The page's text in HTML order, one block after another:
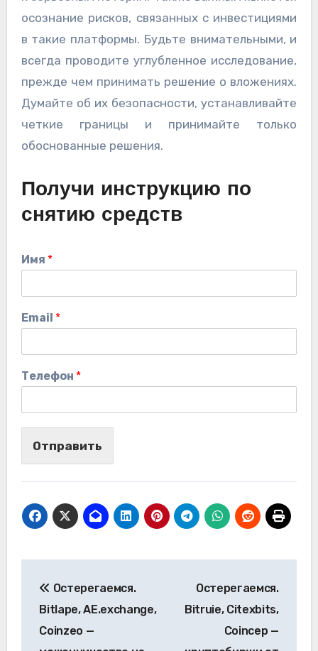
осознание рисков, связанных с инвестициями
в такие платформы. Будьте внимательными, и
всегда проводите углубленное исследование,
прежде чем принимать решение о вложениях.
Думайте об их безопасности, устанавливайте
четкие границы и принимайте только
обоснованные решения.
Получи инструкцию по
снятию средств
Имя *
Email *
Телефон *
Отправить
по
записям
Остерегаемся.
Bitlape, AE.exchange,
Coinzeo —
Остерегаемся.
Bitruie, Citexbits,
Coincep —